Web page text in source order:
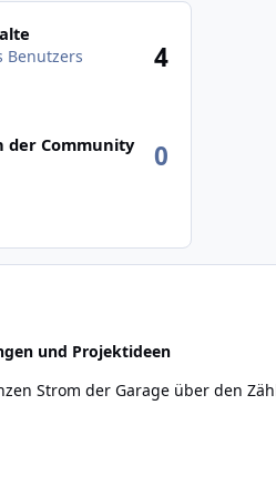
anzeigen
Benutzers
4
der Community 0
und Projektideen
Strom der Garage über den